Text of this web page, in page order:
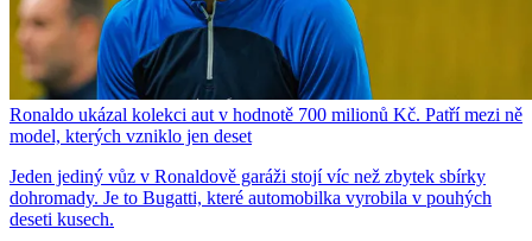
Ronaldo ukázal kolekci aut v hodnotě 700 milionů Kč. Patří mezi ně
model, kterých vzniklo jen deset
Jeden jediný vůz v Ronaldově garáži stojí víc než zbytek sbírky
dohromady. Je to Bugatti, které automobilka vyrobila v pouhých
deseti kusech.